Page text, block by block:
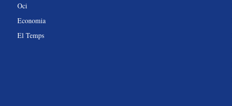
Oci
Economia
El Temps